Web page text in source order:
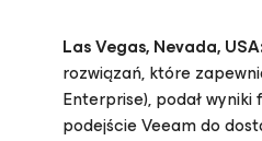
Las Vegas, Nevada,
rozwiązań, które
Enterprise), podał
podejście Veeam do